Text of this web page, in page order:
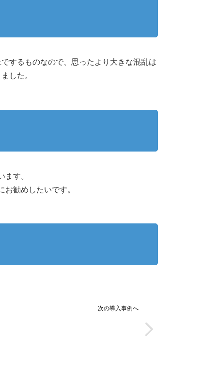
するものなので、思ったより大きな混乱は
した。
す。
勧めしたいです。
次の導入事例へ